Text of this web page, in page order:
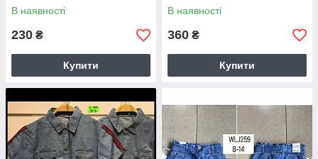
В наявності
230 ₴
Купити
В наявності
360 ₴
Купити